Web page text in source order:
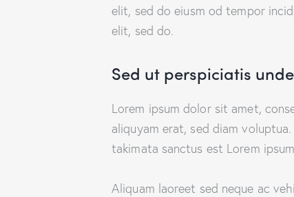
elit, sed do eiusm od tempor
elit, sed do.
Sed ut perspiciatis
Lorem ipsum dolor sit amet,
aliquyam erat, sed diam
takimata sanctus est Lorem
Aliquam laoreet sed neque ac